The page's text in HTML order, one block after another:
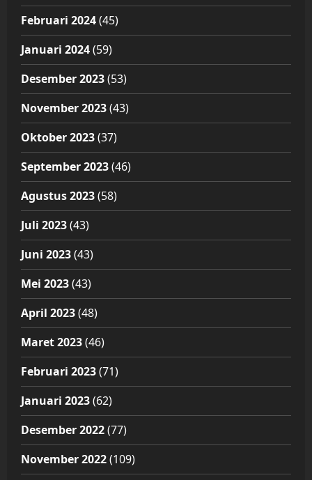
Februari 2024(45)
Januari 2024(59)
Desember 2023(53)
November 2023(43)
Oktober 2023(37)
September 2023(46)
Agustus 2023(58)
Juli 2023(43)
Juni 2023(43)
Mei 2023(43)
April 2023(48)
Maret 2023(46)
Februari 2023(71)
Januari 2023(62)
Desember 2022(77)
November 2022(109)